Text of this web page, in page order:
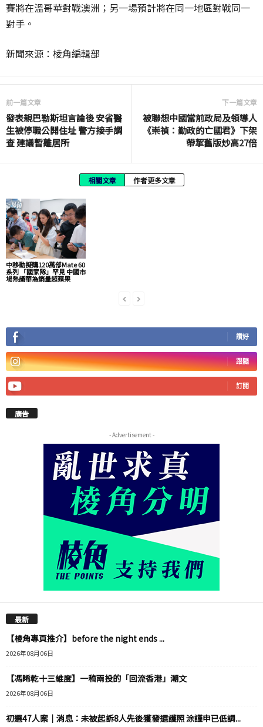
賽將在溫哥華對戰澳洲；另一場預計將在同一地區對戰同一
對手。
新聞來源：棱角編輯部
前一篇文章
發表親巴勒斯坦言論後 安省醫
生被停職公開住址 警方接手調
查 建議暫離居所
下一篇文章
被聯想中國當前政局及領導人
《崇禎：勤政的亡國君》下架
帶挈舊版炒高27倍
相關文章 作者更多文章
中移動擬購120萬部Mate 60
系列 「國家隊」罕見 中國市
場熱議華為銷量超蘋果
讚好
跟隨
訂閱
廣告
- Advertisement -
最新
【棱角專頁推介】before the night ends ...
2026年08月06日
【馮睎乾十三維度】一稿兩投的「回流香港」潮文
2026年08月06日
初選47人案｜消息：未被起訴8人先後獲發還護照 涂謹申已低調...